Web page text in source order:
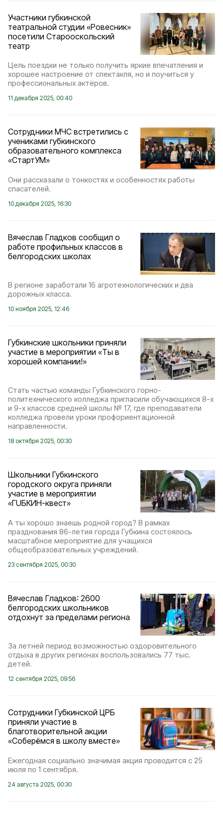
Участники губкинской
театральной студии «Ровесник»
посетили Старооскольский
театр
Цель поездки не только получить яркие впечатления и
хорошее настроение от спектакля, но и поучиться у
профессиональных актёров.
11 декабря 2025, 00:40
Сотрудники МЧС встретились с
учениками губкинского
образовательного комплекса
«СтартУМ»
Они рассказали о тонкостях и особенностях работы
спасателей.
10 декабря 2025, 16:30
Вячеслав Гладков сообщил о
работе профильных классов в
белгородских школах
В регионе заработали 16 агротехнологических и два
дорожных класса.
10 ноября 2025, 12:46
Губкинские школьники приняли
участие в мероприятии «Ты в
хорошей компании!»
Стать частью команды Губкинского горно-
политехнического колледжа пригласили обучающихся 8-х
и 9-х классов средней школы № 17, где преподаватели
колледжа провели уроки профориентационной
направленности.
18 октября 2025, 00:30
Школьники Губкинского
городского округа приняли
участие в мероприятии
«ГUБКИН-квест»
А ты хорошо знаешь родной город? В рамках
празднования 86-летия города Губкина состоялось
масштабное мероприятие для учащихся
общеобразовательных учреждений.
23 сентября 2025, 00:30
Вячеслав Гладков: 2600
белгородских школьников
отдохнут за пределами региона
За летней период возможностью оздоровительного
отдыха в других регионах воспользовались 77 тыс.
детей.
12 сентября 2025, 09:56
Сотрудники Губкинской ЦРБ
приняли участие в
благотворительной акции
«Соберёмся в школу вместе»
Ежегодная социально значимая акция проводится с 25
июля по 1 сентября.
24 августа 2025, 00:30